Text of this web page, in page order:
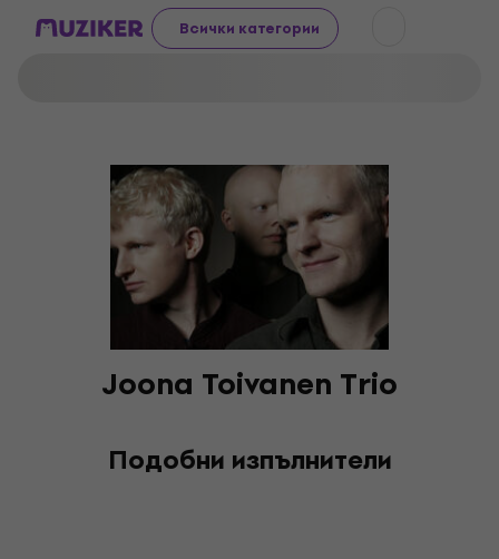
Всички категории
Joona Toivanen Trio
Подобни изпълнители